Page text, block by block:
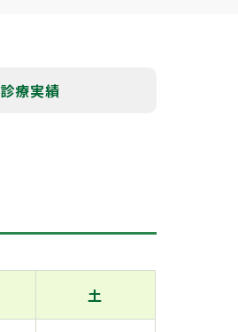
診療実績
土